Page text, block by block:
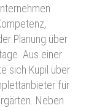
Planung über
Aus einer
sich Kupil über
für
Neben